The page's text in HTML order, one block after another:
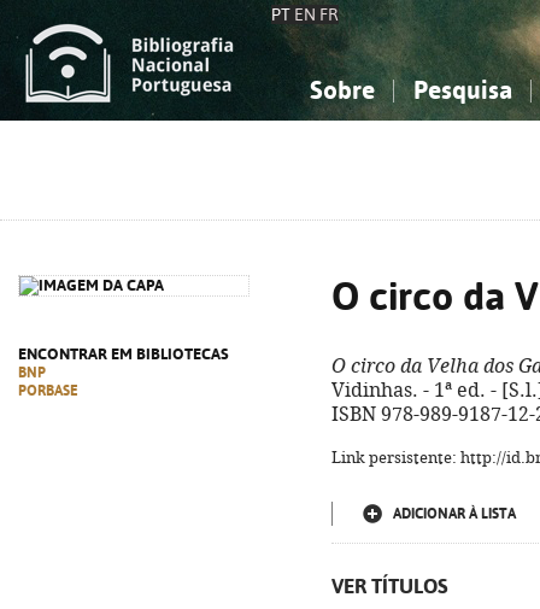
PT EN FR
Sobre Pesquisa
ENCONTRAR EM BIBLIOTECAS
BNP
PORBASE
O circo da
O circo da Velha dos
Vidinhas. - 1ª ed. -
ISBN 978-989-9187-12-
Link persistente: http://
ADICIONAR À LISTA
VER TÍTULOS